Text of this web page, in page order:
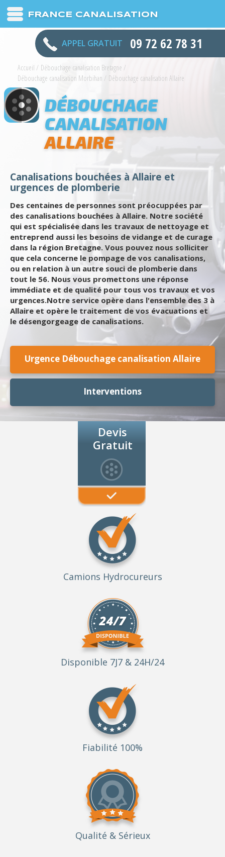
FRANCE CANALISATION
APPEL GRATUIT 09 72 62 78 31
Accueil / Débouchage canalisation Bretagne /
Débouchage canalisation Morbihan / Débouchage canalisation Allaire
DÉBOUCHAGE
CANALISATION
ALLAIRE
Canalisations bouchées à Allaire et
urgences de plomberie
Des centaines de personnes sont préocuppées par
des canalisations bouchées à Allaire. Notre société
qui est spécialisée dans les travaux de nettoyage et
entreprend aussi les besoins de vidange et de curage
dans la région Bretagne. Vous pouvez nous solliciter
que cela concerne le pompage de vos canalisations,
ou en relation à un autre souci de plomberie dans
tout le 56. Nous vous promettons une réponse
immédiate et de qualité pour tous vos travaux et vos
urgences.Notre service opère dans l'ensemble des 3 à
Allaire et opère le traitement de vos évacuations et
le désengorgeage de canalisations.
Urgence Débouchage canalisation Allaire
Interventions
Devis
Gratuit
Camions Hydrocureurs
Disponible 7J7 & 24H/24
Fiabilité 100%
Qualité & Sérieux